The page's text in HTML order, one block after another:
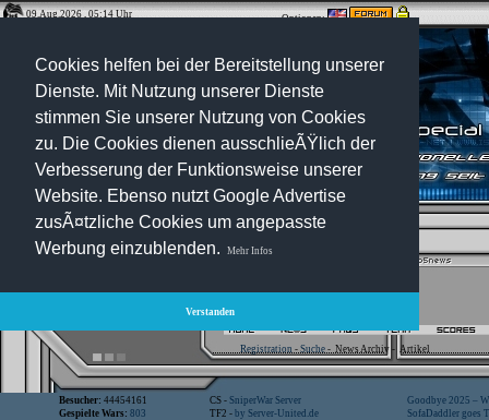
Cookies helfen bei der Bereitstellung unserer
Dienste. Mit Nutzung unserer Dienste
stimmen Sie unserer Nutzung von Cookies
zu. Die Cookies dienen ausschlieÃŸlich der
Verbesserung der Funktionsweise unserer
Website. Ebenso nutzt Google Advertise
zusÃ¤tzliche Cookies um angepasste
Werbung einzublenden.
Mehr Infos
Verstanden
09.Aug.2026 , 05:14 Uhr Optionen:
Registration - Suche - News Archiv - Artikel
Besucher: 44454161 CS - SniperWar Server
Goodbye 2025 –
Gespielte Wars: 803 TF2 - by Server-United.de
SofaDaddler goes